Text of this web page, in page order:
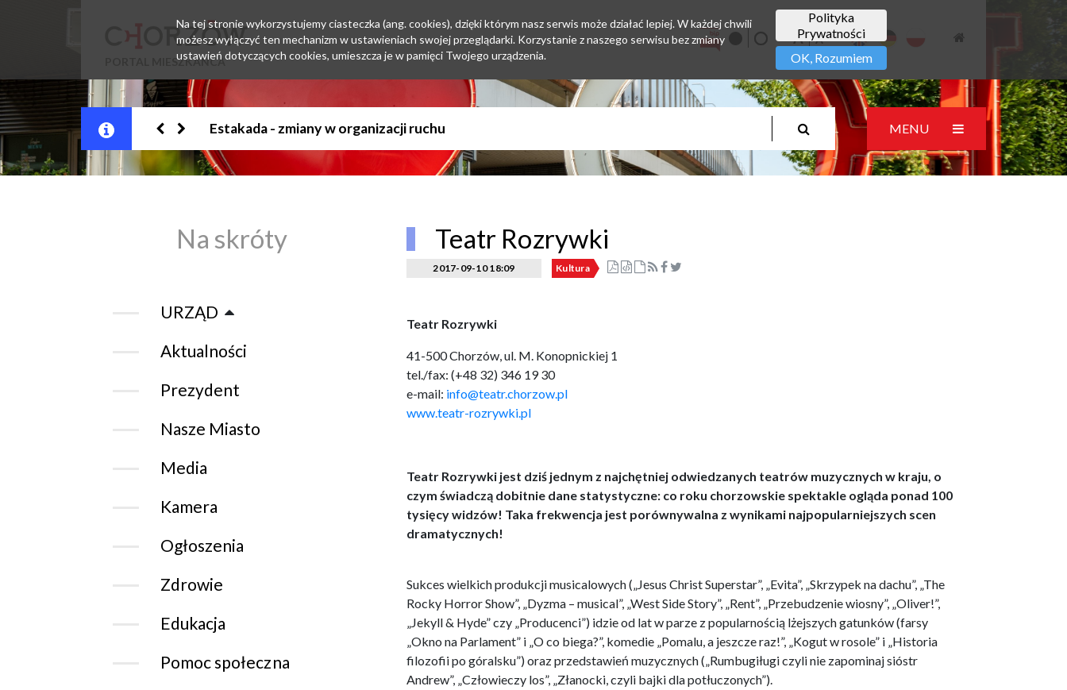
PORTAL MIESZKAŃCA
Jesteśmy w EZD MENU
Na skróty
URZĄD
Aktualności
Prezydent
Nasze Miasto
Media
Kamera
Ogłoszenia
Zdrowie
Edukacja
Pomoc społeczna
Teatr Rozrywki
2017-09-10 18:09 Kultura
Teatr Rozrywki
41-500 Chorzów, ul. M. Konopnickiej 1
tel./fax: (+48 32) 346 19 30
e-mail: info@teatr.chorzow.pl
www.teatr-rozrywki.pl
Teatr Rozrywki jest dziś jednym z najchętniej odwiedzanych teatrów muzycznych w kraju, o
czym świadczą dobitnie dane statystyczne: co roku chorzowskie spektakle ogląda ponad 100
tysięcy widzów! Taka frekwencja jest porównywalna z wynikami najpopularniejszych scen
dramatycznych!
Sukces wielkich produkcji musicalowych („Jesus Christ Superstar”, „Evita”, „Skrzypek na dachu”, „The
Rocky Horror Show”, „Dyzma – musical”, „West Side Story”, „Rent”, „Przebudzenie wiosny”, „Oliver!”,
„Jekyll & Hyde” czy „Producenci”) idzie od lat w parze z popularnością lżejszych gatunków (farsy
„Okno na Parlament” i „O co biega?”, komedie „Pomalu, a jeszcze raz!”, „Kogut w rosole” i „Historia
filozofii po góralsku”) oraz przedstawień muzycznych („Rumbugiługi czyli nie zapominaj sióstr
Andrew”, „Człowieczy los”, „Złanocki, czyli bajki dla potłuczonych”).
Polityka
Prywatności
OK, Rozumiem
Na tej stronie wykorzystujemy ciasteczka (ang. cookies), dzięki którym nasz serwis może działać lepiej. W każdej chwili
możesz wyłączyć ten mechanizm w ustawieniach swojej przeglądarki. Korzystanie z naszego serwisu bez zmiany
ustawień dotyczących cookies, umieszcza je w pamięci Twojego urządzenia.